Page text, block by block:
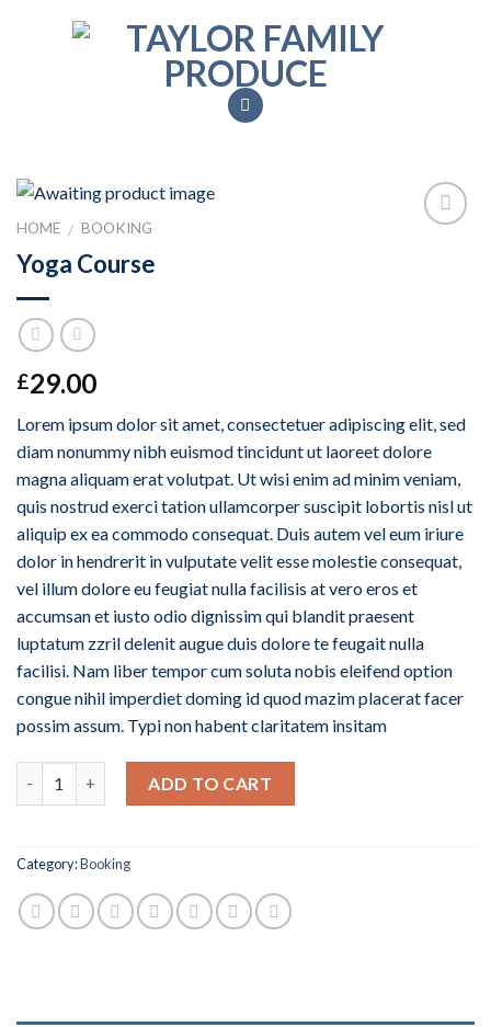
HOME / BOOKING
Yoga Course
£29.00
Lorem ipsum dolor sit amet, consectetuer adipiscing elit, sed
diam nonummy nibh euismod tincidunt ut laoreet dolore
magna aliquam erat volutpat. Ut wisi enim ad minim veniam,
quis nostrud exerci tation ullamcorper suscipit lobortis nisl ut
aliquip ex ea commodo consequat. Duis autem vel eum iriure
dolor in hendrerit in vulputate velit esse molestie consequat,
vel illum dolore eu feugiat nulla facilisis at vero eros et
accumsan et iusto odio dignissim qui blandit praesent
luptatum zzril delenit augue duis dolore te feugait nulla
facilisi. Nam liber tempor cum soluta nobis eleifend option
congue nihil imperdiet doming id quod mazim placerat facer
possim assum. Typi non habent claritatem insitam
ADD TO CART
Category:Booking